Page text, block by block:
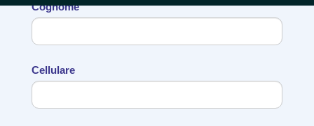
Cognome
Cellulare